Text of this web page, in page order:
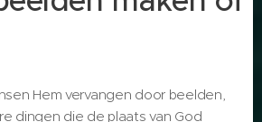
Hem vervangen door beelden,
dingen die de plaats van God